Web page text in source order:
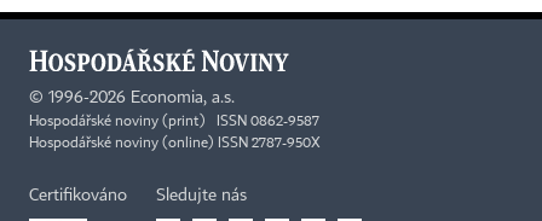
© 1996-2026 Economia, a.s.
Hospodářské noviny (print) ISSN 0862-9587
Hospodářské noviny (online) ISSN 2787-950X
Certifikováno Sledujte nás